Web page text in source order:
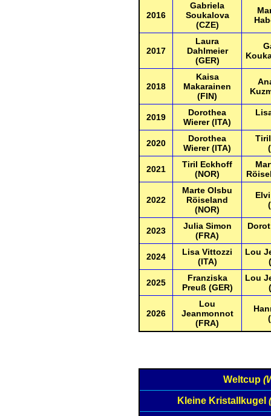
2016
Gabriela
Soukalova
(CZE)
2017
Laura
Dahlmeier
(GER)
2018
Kaisa
Makarainen
(FIN)
2019
Dorothea
Wierer (ITA)
2020
Dorothea
Wierer (ITA)
2021
Tiril Eckhoff
(NOR)
2022
Marte Olsbu
Röiseland
(NOR)
2023
Julia Simon
(FRA)
2024
Lisa Vittozzi
(ITA)
Lou
2025
Franziska
Preuß (GER)
Lou
2026
Lou
Jeanmonnot
(FRA)
Weltcup
Kleine Kristallkugel